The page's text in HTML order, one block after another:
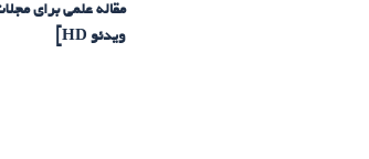
ویدئو HD]